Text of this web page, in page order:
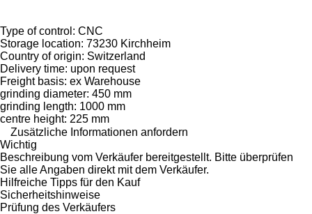
Type of control: CNC
Storage location: 73230 Kirchheim
Country of origin: Switzerland
Delivery time: upon request
Freight basis: ex Warehouse
grinding diameter: 450 mm
grinding length: 1000 mm
centre height: 225 mm
Zusätzliche Informationen anfordern
Wichtig
Beschreibung vom Verkäufer bereitgestellt. Bitte überprüfen
Sie alle Angaben direkt mit dem Verkäufer.
Hilfreiche Tipps für den Kauf
Sicherheitshinweise
Prüfung des Verkäufers